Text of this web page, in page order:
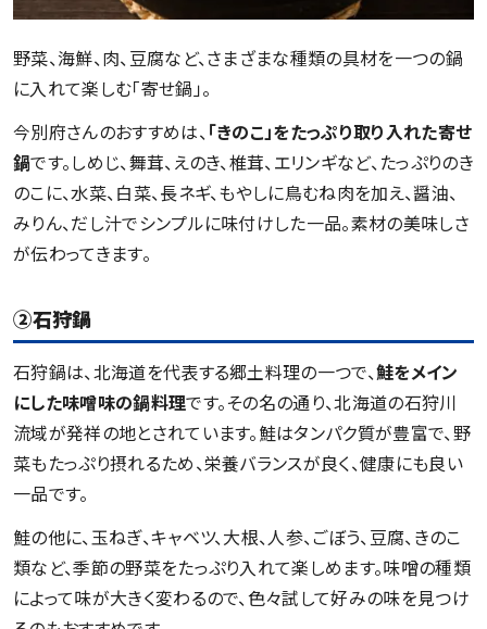
野菜、海鮮、肉、豆腐など、さまざまな種類の具材を一つの鍋
に入れて楽しむ「寄せ鍋」。
今別府さんのおすすめは、「きのこ」をたっぷり取り入れた寄せ
鍋です。しめじ、舞茸、えのき、椎茸、エリンギなど、たっぷりのき
のこに、水菜、白菜、長ネギ、もやしに鳥むね肉を加え、醤油、
みりん、だし汁でシンプルに味付けした一品。素材の美味しさ
が伝わってきます。
②石狩鍋
石狩鍋は、北海道を代表する郷土料理の一つで、鮭をメイン
にした味噌味の鍋料理です。その名の通り、北海道の石狩川
流域が発祥の地とされています。鮭はタンパク質が豊富で、野
菜もたっぷり摂れるため、栄養バランスが良く、健康にも良い
一品です。
鮭の他に、玉ねぎ、キャベツ、大根、人参、ごぼう、豆腐、きのこ
類など、季節の野菜をたっぷり入れて楽しめます。味噌の種類
によって味が大きく変わるので、色々試して好みの味を見つけ